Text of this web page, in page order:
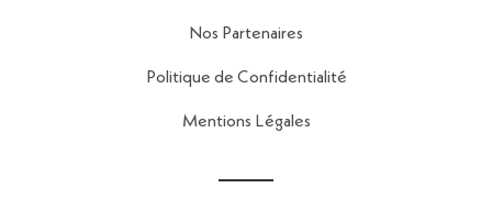
Nos Partenaires
Politique de Confidentialité
Mentions Légales